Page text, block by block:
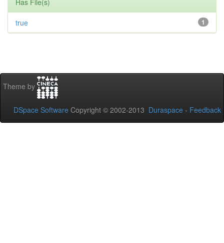
Has File(s)
1
true
Theme by
DSpace Software Copyright © 2002-2013 Duraspace - Feedback